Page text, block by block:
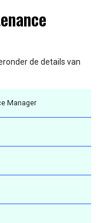
de details van
Manager